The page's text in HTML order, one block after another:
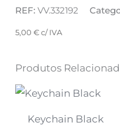
REF:VV.332192
5,00€ c/ IVA
Produtos
Keychain Black